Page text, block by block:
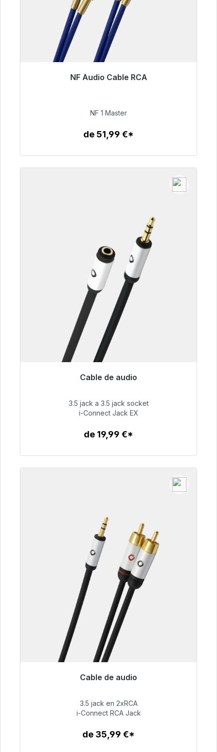
NF Audio Cable RCA
Listo para envío inmediato, plazo de entrega
99,00 €
NF 1 Master
de 51,99 €*
Cable de audio
Listo para envío inmediato, plazo de entrega
51,99 €
3.5 jack a 3.5 jack socket
i-Connect Jack EX
de 19,99 €*
Cable de audio
Listo para envío inmediato, plazo de entrega
51,99 €
3.5 jack en 2xRCA
i-Connect RCA Jack
de 35,99 €*